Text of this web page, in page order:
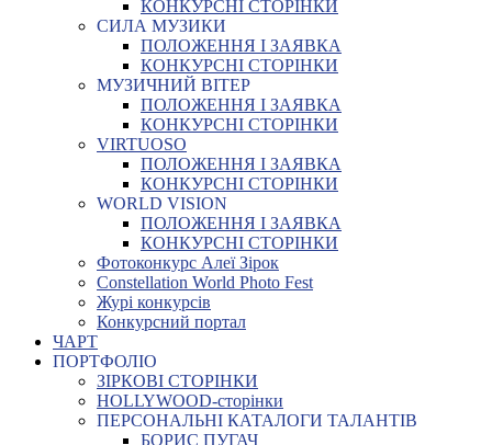
КОНКУРСНІ СТОРІНКИ
СИЛА МУЗИКИ
ПОЛОЖЕННЯ І ЗАЯВКА
КОНКУРСНІ СТОРІНКИ
МУЗИЧНИЙ ВІТЕР
ПОЛОЖЕННЯ І ЗАЯВКА
КОНКУРСНІ СТОРІНКИ
VIRTUOSO
ПОЛОЖЕННЯ І ЗАЯВКА
КОНКУРСНІ СТОРІНКИ
WORLD VISION
ПОЛОЖЕННЯ І ЗАЯВКА
КОНКУРСНІ СТОРІНКИ
Фотоконкурс Алеї Зірок
Constellation World Photo Fest
Журі конкурсів
Конкурсний портал
ЧАРТ
ПОРТФОЛІО
ЗІРКОВІ СТОРІНКИ
HOLLYWOOD-сторінки
ПЕРСОНАЛЬНІ КАТАЛОГИ ТАЛАНТІВ
БОРИС ПУГАЧ